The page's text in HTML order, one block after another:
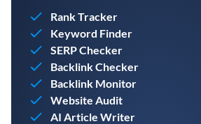
Rank Tracker
Keyword Finder
SERP Checker
Backlink Checker
Backlink Monitor
Website Audit
AI Article Writer